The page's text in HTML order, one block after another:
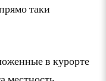
таки
в курорте